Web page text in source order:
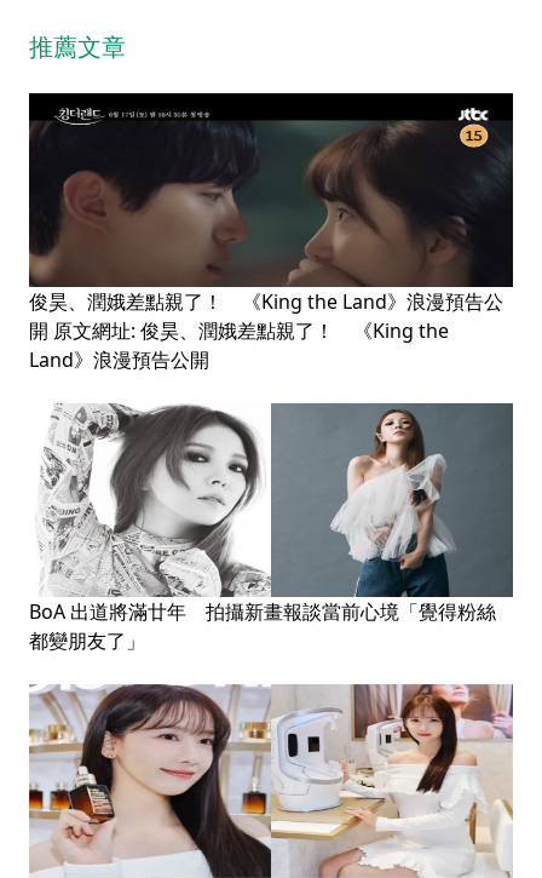
推薦文章
俊昊、潤娥差點親了！ 《King the Land》浪漫預告公
開 原文網址: 俊昊、潤娥差點親了！ 《King the
Land》浪漫預告公開
BoA 出道將滿廿年 拍攝新畫報談當前心境「覺得粉絲
都變朋友了」